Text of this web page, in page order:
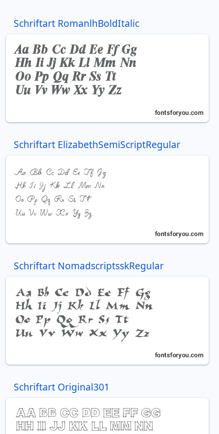
Schriftart RomanlhBoldItalic
Schriftart ElizabethSemiScriptRegular
Schriftart NomadscriptsskRegular
Schriftart Original301